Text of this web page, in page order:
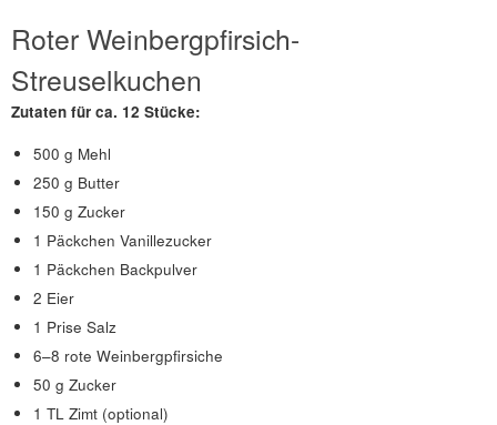
Roter Weinbergpfirsich-
Streuselkuchen
Zutaten für ca. 12 Stücke:
500 g Mehl
250 g Butter
150 g Zucker
1 Päckchen Vanillezucker
1 Päckchen Backpulver
2 Eier
1 Prise Salz
6–8 rote Weinbergpfirsiche
50 g Zucker
1 TL Zimt (optional)